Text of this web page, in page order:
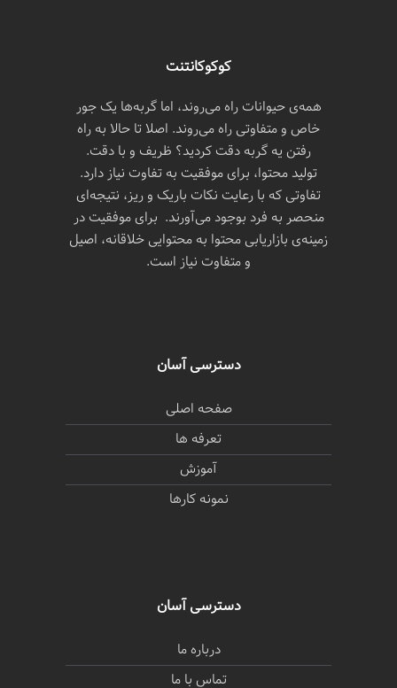
کوکوکانتنت
همه‌ی حیوانات راه می‌روند، اما گربه‌ها یک جور
خاص و متفاوتی راه می‌روند. اصلا تا حالا به راه
رفتن یه گربه دقت کردید؟ ظریف و با دقت.
تولید محتوا، برای موفقیت به تفاوت نیاز دارد.
تفاوتی که با رعایت نکات باریک و ریز، نتیجه‌ای
منحصر به فرد بوجود می‌آورند. برای موفقیت در
زمینه‌ی بازاریابی محتوا به محتوایی خلاقانه، اصیل
و متفاوت نیاز است.
دسترسی آسان
صفحه اصلی
تعرفه ها
آموزش
نمونه کارها
دسترسی آسان
درباره ما
تماس با ما